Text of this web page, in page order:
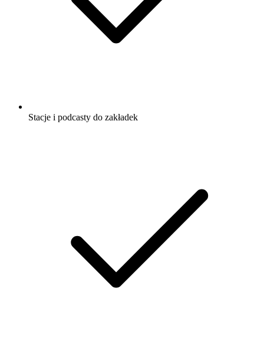
Stacje i podcasty do zakładek